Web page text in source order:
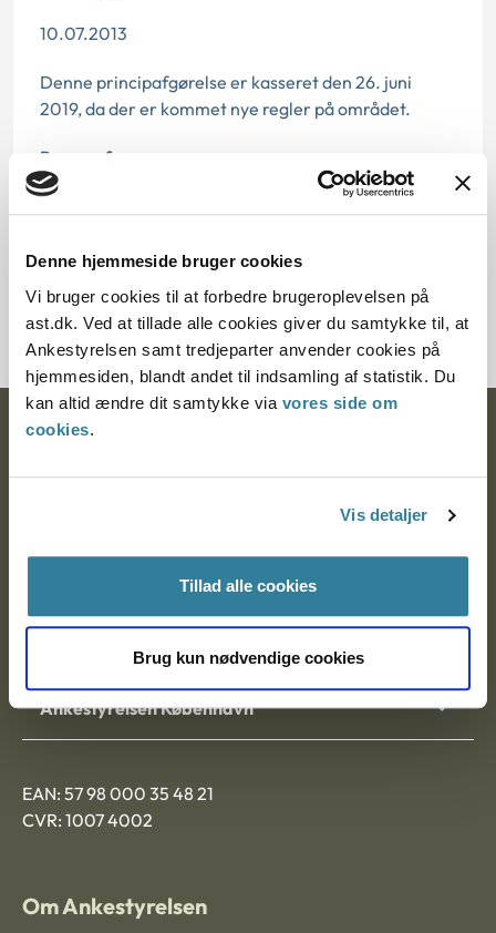
Denne hjemmeside bruger cookies
Vi bruger cookies til at forbedre brugeroplevelsen på
ast.dk. Ved at tillade alle cookies giver du samtykke til, at
Ankestyrelsen samt tredjeparter anvender cookies på
hjemmesiden, blandt andet til indsamling af statistik. Du
kan altid ændre dit samtykke via vores side om
cookies.
Vis detaljer
Tillad alle cookies
Brug kun nødvendige cookies
10.07.2013
Denne principafgørelse er kasseret den 26. juni
2019, da der er kommet nye regler på området.
Paragraf
Journalnummer
7000347-08
Ankestyrelsen
Postadresse:
9000 Aalborg
Ankestyrelsen København
EAN: 57 98 000 35 48 21
CVR: 1007 4002
Om Ankestyrelsen